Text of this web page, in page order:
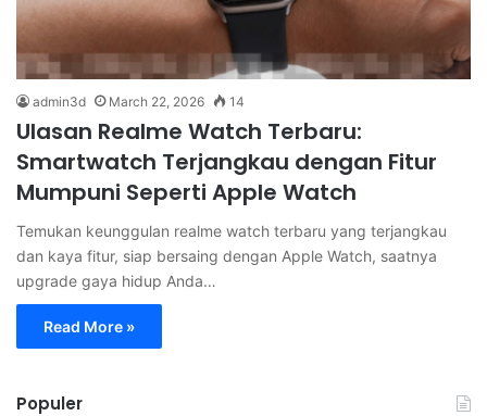
admin3d March 22, 2026 14
Ulasan Realme Watch Terbaru:
Smartwatch Terjangkau dengan Fitur
Mumpuni Seperti Apple Watch
Temukan keunggulan realme watch terbaru yang terjangkau
dan kaya fitur, siap bersaing dengan Apple Watch, saatnya
upgrade gaya hidup Anda…
Read More »
Populer